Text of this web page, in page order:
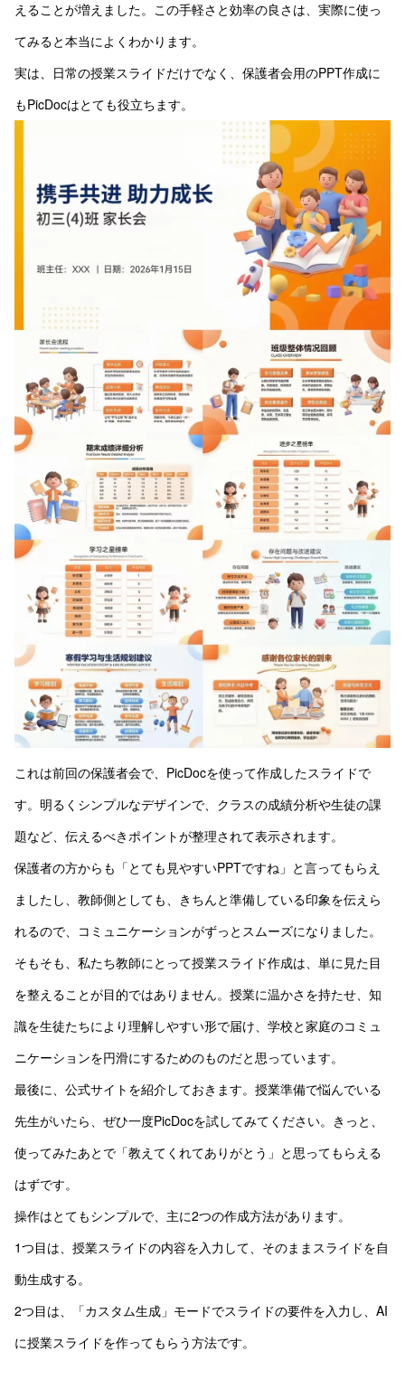
えることが増えました。この手軽さと効率の良さは、実際に使っ
てみると本当によくわかります。
実は、日常の授業スライドだけでなく、保護者会用のPPT作成に
もPicDocはとても役立ちます。
これは前回の保護者会で、PicDocを使って作成したスライドで
す。明るくシンプルなデザインで、クラスの成績分析や生徒の課
題など、伝えるべきポイントが整理されて表示されます。
保護者の方からも「とても見やすいPPTですね」と言ってもらえ
ましたし、教師側としても、きちんと準備している印象を伝えら
れるので、コミュニケーションがずっとスムーズになりました。
そもそも、私たち教師にとって授業スライド作成は、単に見た目
を整えることが目的ではありません。授業に温かさを持たせ、知
識を生徒たちにより理解しやすい形で届け、学校と家庭のコミュ
ニケーションを円滑にするためのものだと思っています。
最後に、公式サイトを紹介しておきます。授業準備で悩んでいる
先生がいたら、ぜひ一度PicDocを試してみてください。きっと、
使ってみたあとで「教えてくれてありがとう」と思ってもらえる
はずです。
操作はとてもシンプルで、主に2つの作成方法があります。
1つ目は、授業スライドの内容を入力して、そのままスライドを自
動生成する。
2つ目は、「カスタム生成」モードでスライドの要件を入力し、AI
に授業スライドを作ってもらう方法です。